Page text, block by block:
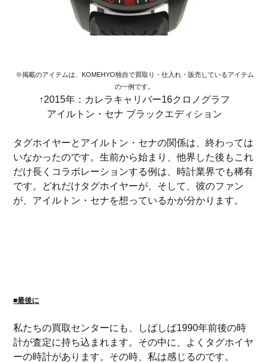
※掲載のアイテムは、KOMEHYO独自で買取り・仕入れ・販売しているアイテム
の一例です。
↑2015年：カレラキャリバー16クロノグラフ
アイルトン・セナ ブラックエディション
タグホイヤーとアイルトン・セナの関係は、終わっては
いなかったのです。生前から始まり、他界した後もこれ
だけ長くコラボレーションする例は、時計業界でも稀有
です。どれだけタグホイヤーが、そして、彼のファン
が、アイルトン・セナを想っているかが分かります。
■最後に
私たちの買取センターにも、しばしば1990年前後の時
計が査定に持ち込まれます。その中に、よくタグホイヤ
ーの時計があります。その時、私は感じるのです。